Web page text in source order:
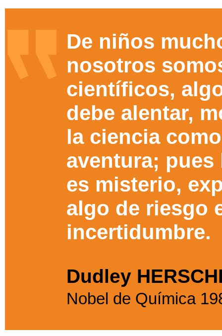
De niños
nosotros
científicos,
debe alentar,
la ciencia
aventura; pues
es misterio,
algo de riesgo
incertidumbre.
Dudley
Nobel de Química